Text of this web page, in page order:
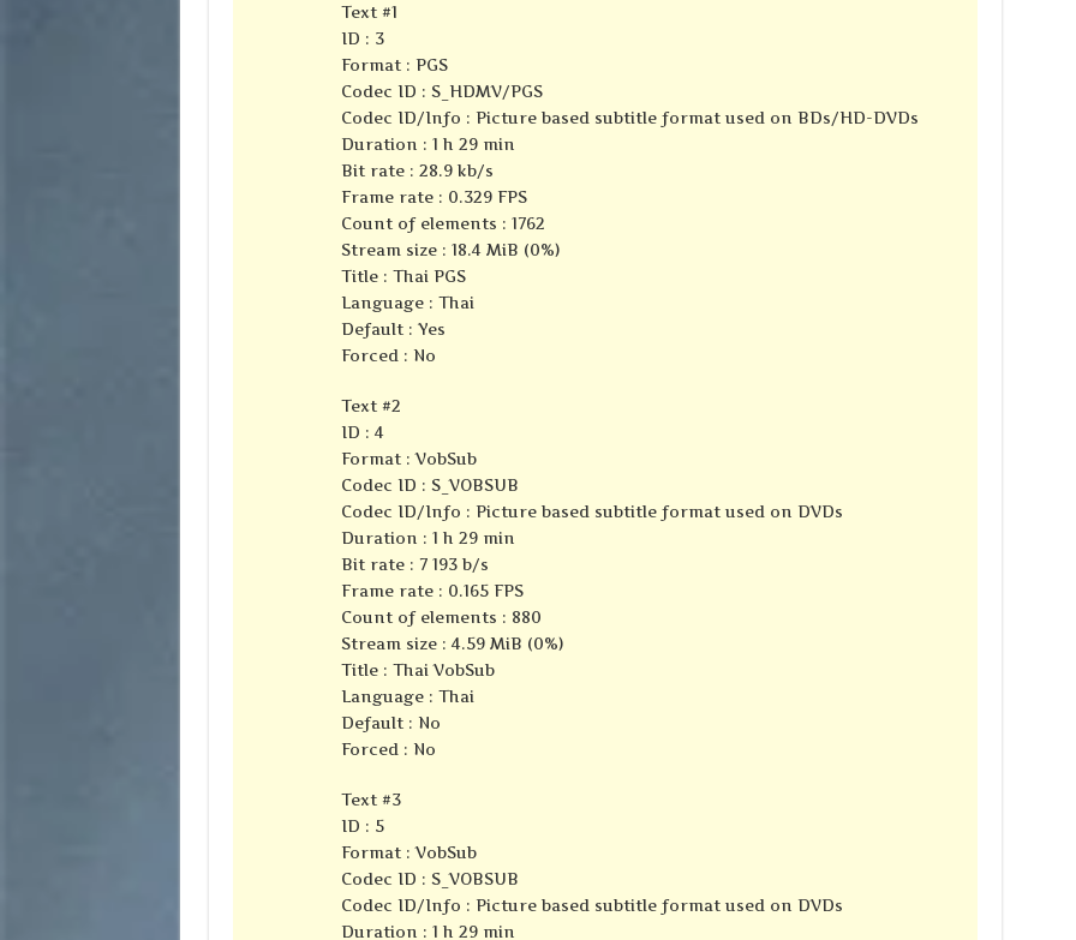
Text #1
ID : 3
Format : PGS
Codec ID : S_HDMV/PGS
Codec ID/Info : Picture based subtitle format used on BDs/HD-DVDs
Duration : 1 h 29 min
Bit rate : 28.9 kb/s
Frame rate : 0.329 FPS
Count of elements : 1762
Stream size : 18.4 MiB (0%)
Title : Thai PGS
Language : Thai
Default : Yes
Forced : No
Text #2
ID : 4
Format : VobSub
Codec ID : S_VOBSUB
Codec ID/Info : Picture based subtitle format used on DVDs
Duration : 1 h 29 min
Bit rate : 7 193 b/s
Frame rate : 0.165 FPS
Count of elements : 880
Stream size : 4.59 MiB (0%)
Title : Thai VobSub
Language : Thai
Default : No
Forced : No
Text #3
ID : 5
Format : VobSub
Codec ID : S_VOBSUB
Codec ID/Info : Picture based subtitle format used on DVDs
Duration : 1 h 29 min